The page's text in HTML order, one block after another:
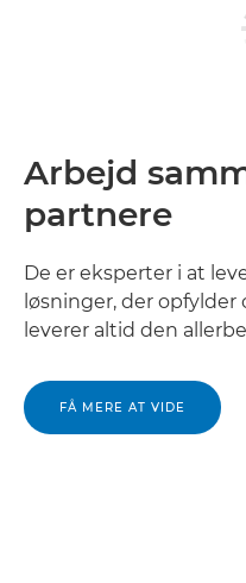
Arbejd
partnere
De er eksperter i at
løsninger, der opfylder
leverer altid den
FÅ MERE AT VIDE